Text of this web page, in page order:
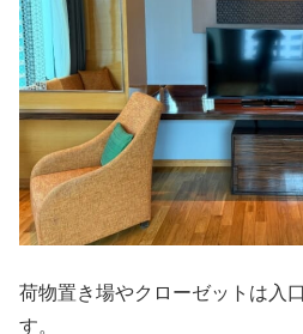
荷物置き場やクローゼットは入
す。